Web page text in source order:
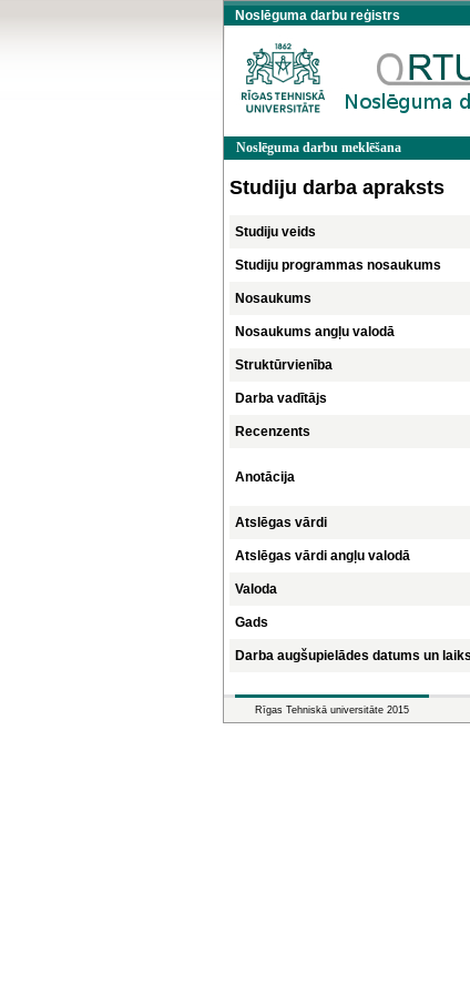
Noslēguma darbu reģistrs
Noslēguma darbu meklēšana
Studiju darba apraksts
Studiju veids
Studiju programmas nosaukums
Nosaukums
Nosaukums angļu valodā
Struktūrvienība
Darba vadītājs
Recenzents
Anotācija
Atslēgas vārdi
Atslēgas vārdi angļu valodā
Valoda
Gads
Darba augšupielādes datums un laiks
Rīgas Tehniskā universitāte 2015